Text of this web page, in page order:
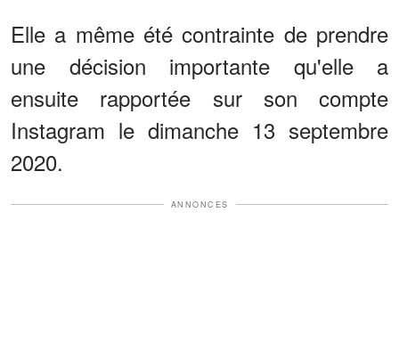
Elle a même été contrainte de prendre
une décision importante qu'elle a
ensuite rapportée sur son compte
Instagram le dimanche 13 septembre
2020.
ANNONCES